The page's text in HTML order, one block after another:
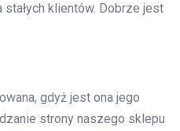
klientów. Dobrze jest
gdyż jest ona jego
strony naszego sklepu